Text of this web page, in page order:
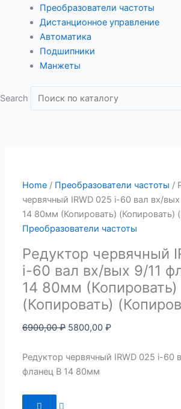
Преобразователи частоты
Дистанционное управление
Автоматика
Подшипники
Манжеты
Search
Home / Преобразователи частоты /
червячный IRWD 025 i-60 вал вх/
14 80мм (Копировать) (Копировать)
Преобразователи частоты
Редуктор червячный
i-60 вал вх/вых 9/11
14 80мм (Копировать)
(Копировать)
6900,00₽ 5800,00₽
Редуктор червячный IRWD 025 i-60
фланец B 14 80мм